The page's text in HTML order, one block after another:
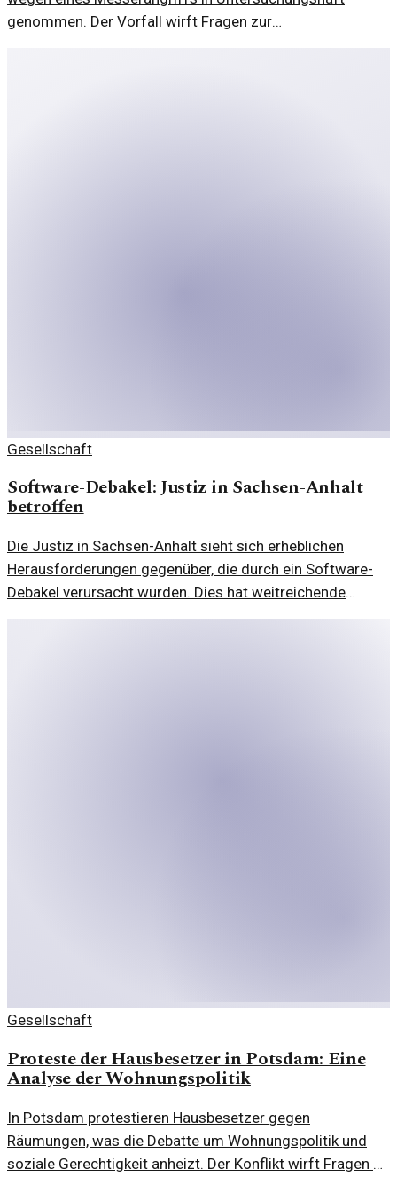
genommen. Der Vorfall wirft Fragen zur
Gesellschaft
Software-Debakel: Justiz in Sachsen-Anhalt
betroffen
Die Justiz in Sachsen-Anhalt sieht sich erheblichen
Herausforderungen gegenüber, die durch ein Software-
Debakel verursacht wurden. Dies hat weitreichende
Folgen für den Rechtsstaat.
Gesellschaft
Proteste der Hausbesetzer in Potsdam: Eine
Analyse der Wohnungspolitik
In Potsdam protestieren Hausbesetzer gegen
Räumungen, was die Debatte um Wohnungspolitik und
soziale Gerechtigkeit anheizt. Der Konflikt wirft Fragen zu